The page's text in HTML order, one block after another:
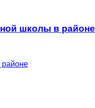
школы в районе